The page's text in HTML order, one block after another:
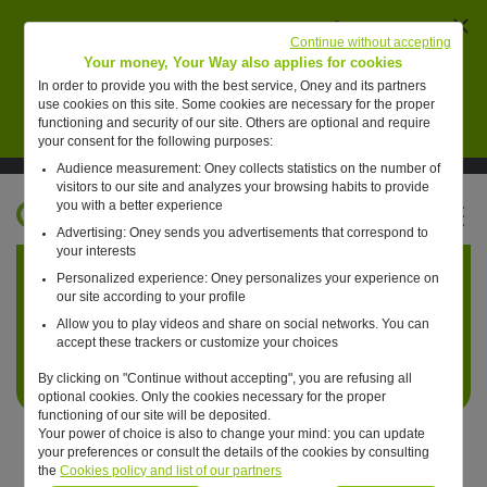
pour des collaborateurs de Oney pour vendre de
faux placements financiers.
En savoir plus
Suivre Oney sur LinkedIn
Suivre Oney sur YouTubeVoir les articles #oneday
Retour à l'accueil ?
Your money, Your Way also applies for cookies
In order to provide you with the best service, Oney and its partners
use cookies on this site. Some cookies are necessary for the proper
functioning and security of our site. Others are optional and require
your consent for the following purposes:
Audience measurement: Oney collects statistics on the number of
visitors to our site and analyzes your browsing habits to provide
you with a better experience
Advertising: Oney sends you advertisements that correspond to
your interests
Personalized experience: Oney personalizes your experience on
our site according to your profile
Allow you to play videos and share on social networks. You can
accept these trackers or customize your choices
By clicking on "Continue without accepting", you are refusing all
optional cookies. Only the cookies necessary for the proper
functioning of our site will be deposited.
Your power of choice is also to change your mind: you can update
your preferences or consult the details of the cookies by consulting
theCookies policy and list of our partners
Continue without accepting